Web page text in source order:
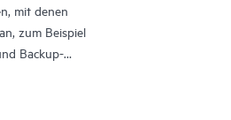
mit denen
zum Beispiel
Backup-
Daten